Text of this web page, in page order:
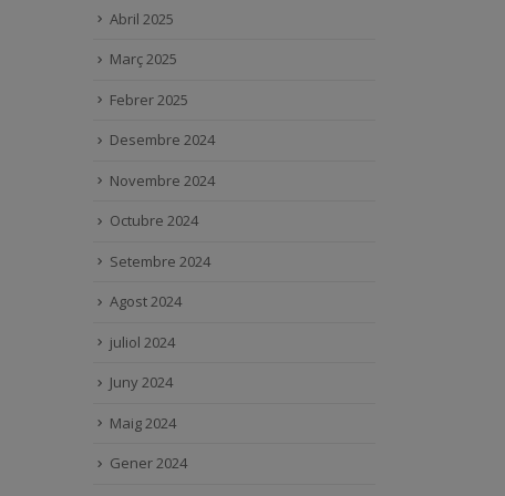
Abril 2025
Març 2025
Febrer 2025
Desembre 2024
Novembre 2024
Octubre 2024
Setembre 2024
Agost 2024
juliol 2024
Juny 2024
Maig 2024
Gener 2024